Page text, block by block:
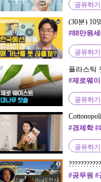
공유하기
(30분) 10
회, 과정,
#88만원
공유하기
플라스틱
완성하는
#제로웨
위기
공유하기
Pains of a
#경제학 #
공유하기
#공무원 #